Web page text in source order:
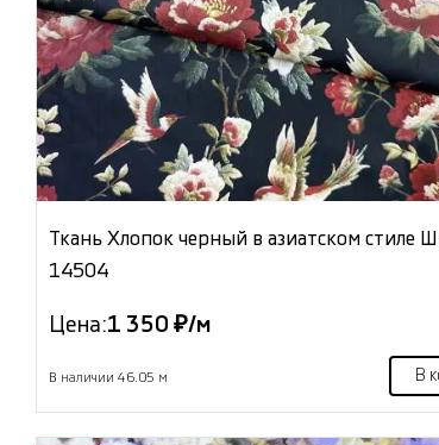
Ткань Хлопок черный в азиатском стиле
14504
Цена:1 350 ₽/м
В наличии 46.05 м В